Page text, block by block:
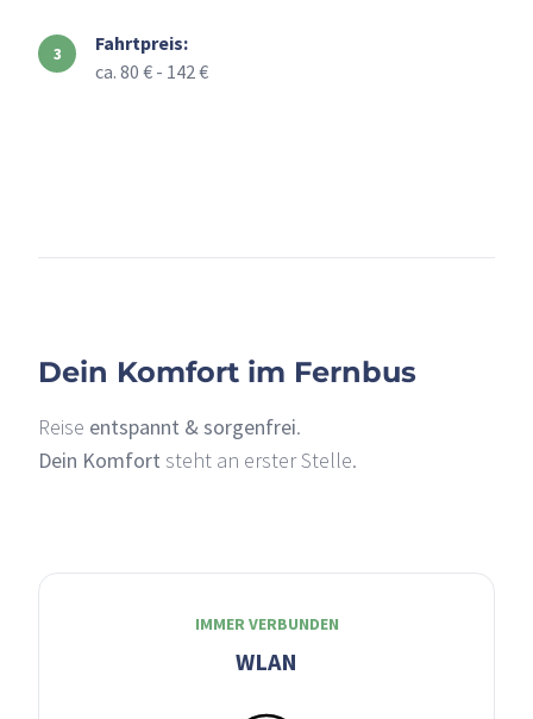
Fahrtpreis:
ca. 80 € - 142 €
Dein Komfort im Fernbus
Reise entspannt & sorgenfrei.
Dein Komfort steht an erster Stelle.
IMMER VERBUNDEN
WLAN